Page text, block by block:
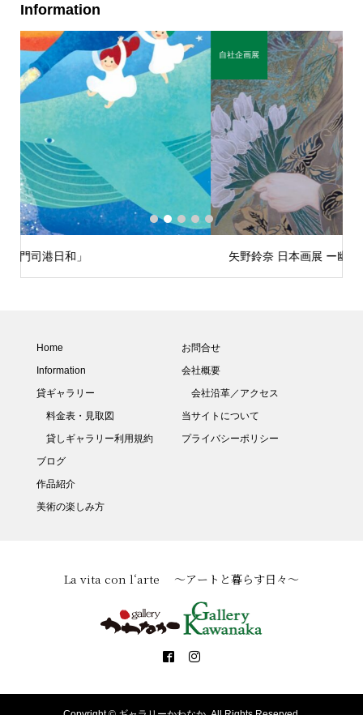
Information
矢野鈴奈 日本画展 ー幽玄の境ー
自社企画展
1 2 3 4 5
Home
Information
貸ギャラリー
料金表・見取図
貸しギャラリー利用規約
ブログ
作品紹介
美術の楽しみ方
お問合せ
会社概要
会社沿革／アクセス
当サイトについて
プライバシーポリシー
La vita con l‘arte ～アートと暮らす日々～